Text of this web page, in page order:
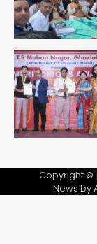
5
Copyright ©
News by